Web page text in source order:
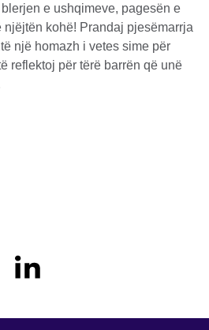
e ushqimeve, pagesën e
njëjtën kohë! Prandaj pjesëmarrja
një homazh i vetes sime për
reflektoj për tërë barrën që unë